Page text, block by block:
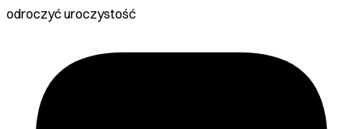
odroczyć uroczystość